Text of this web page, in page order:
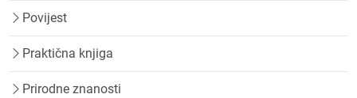
Povijest
Praktična knjiga
Prirodne znanosti